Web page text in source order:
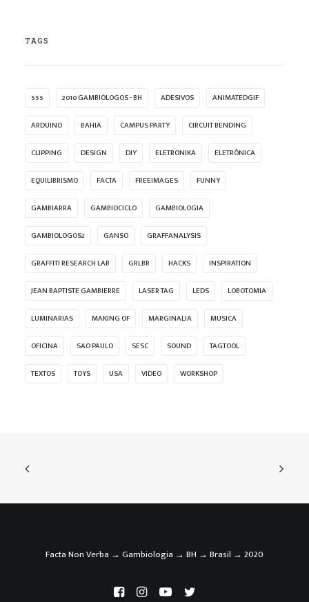
TAGS
555 2010 GAMBIÓLOGOS - BH ADESIVOS ANIMATEDGIF
ARDUINO BAHIA CAMPUS PARTY CIRCUIT BENDING
CLIPPING DESIGN DIY ELETRONIKA ELETRÔNICA
EQUILIBRISMO FACTA FREEIMAGES FUNNY
GAMBIARRA GAMBIOCICLO GAMBIOLOGIA
GAMBIOLOGOS2 GANSO GRAFFANALYSIS
GRAFFITI RESEARCH LAB GRLBR HACKS INSPIRATION
JEAN BAPTISTE GAMBIERRE LASER TAG LEDS LOBOTOMIA
LUMINARIAS MAKING OF MARGINALIA MUSICA
OFICINA SAO PAULO SESC SOUND TAGTOOL
TEXTOS TOYS USA VIDEO WORKSHOP
Facta Non Verba → Gambiologia → BH → Brasil → 2020